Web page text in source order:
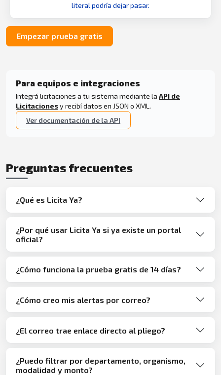
literal podría dejar pasar.
Empezar prueba gratis
Para equipos e integraciones
Integrá licitaciones a tu sistema mediante la API de
Licitacionesy recibí datos en JSON o XML.
Ver documentación de la API
Preguntas frecuentes
¿Qué es Licita Ya?
¿Por qué usar Licita Ya si ya existe un portal
oficial?
¿Cómo funciona la prueba gratis de 14 días?
¿Cómo creo mis alertas por correo?
¿El correo trae enlace directo al pliego?
¿Puedo filtrar por departamento, organismo,
modalidad y monto?